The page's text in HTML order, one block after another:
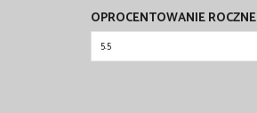
OPROCENTOWANIE ROCZNE